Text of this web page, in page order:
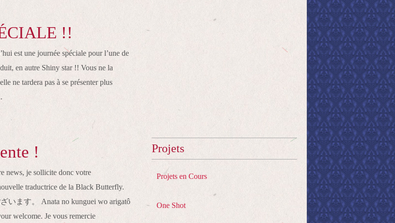
!!
est une journée spéciale pour l’une de
en autre Shiny star !! Vous ne la
ne tardera pas à se présenter plus
!
news, je sollicite donc votre
traductrice de la Black Butterfly.
います。 Anata no kunguei wo arigatô
welcome. Je vous remercie
Projets
Projets en Cours
One Shot